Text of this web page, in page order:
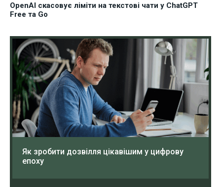
OpenAI скасовує ліміти на текстові чати у ChatGPT
Free та Go
Як зробити дозвілля цікавішим у цифрову
епоху